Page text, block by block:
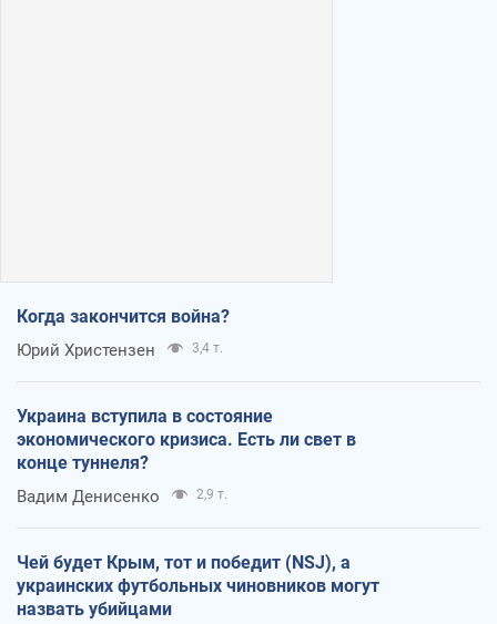
Когда закончится война?
Юрий Христензен 3,4 т.
Украина вступила в состояние
экономического кризиса. Есть ли свет в
конце туннеля?
Вадим Денисенко 2,9 т.
Чей будет Крым, тот и победит (NSJ), а
украинских футбольных чиновников могут
назвать убийцами